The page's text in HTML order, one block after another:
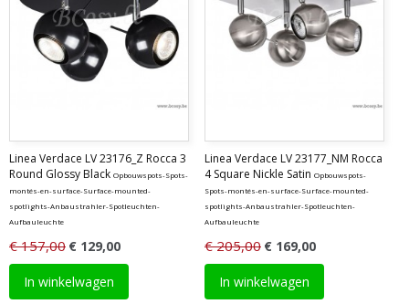
Linea Verdace LV 23176_Z Rocca 3
Round Glossy Black Opbouwspots-Spots-
montés-en-surface-Surface-mounted-
spotlights-Anbaustrahler-Spotleuchten-
Aufbauleuchte
€ 157,00 € 129,00
In winkelwagen
Linea Verdace LV 23177_NM Rocca
4 Square Nickle Satin Opbouwspots-
Spots-montés-en-surface-Surface-mounted-
spotlights-Anbaustrahler-Spotleuchten-
Aufbauleuchte
€ 205,00 € 169,00
In winkelwagen